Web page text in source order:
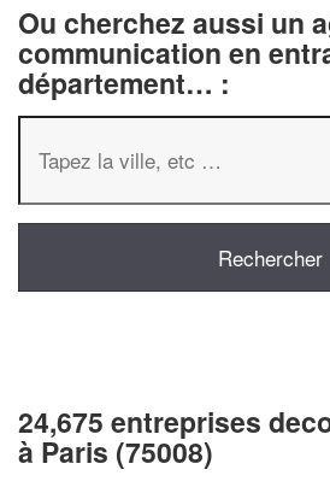
Ou cherchez aussi un
communication en
département… :
24,675 entreprises
à Paris (75008)